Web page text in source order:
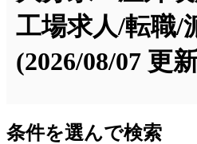
工場求人/転職/
(2026/08/07 更
条件を選んで検索